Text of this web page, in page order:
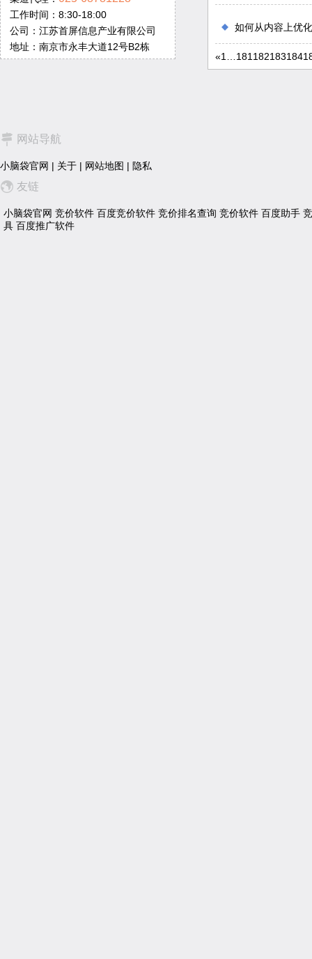
工作时间：8:30-18:00
公司：江苏首屏信息产业有限公司
地址：南京市永丰大道12号B2栋
如何从内容上优
«1 181 182183184
网站导航
小脑袋官网 | 关于 | 网站地图 | 隐私
友链
小脑袋官网 竞价软件 百度竞价软件 竞价排名查询 竞价软件 百度助手
具 百度推广软件